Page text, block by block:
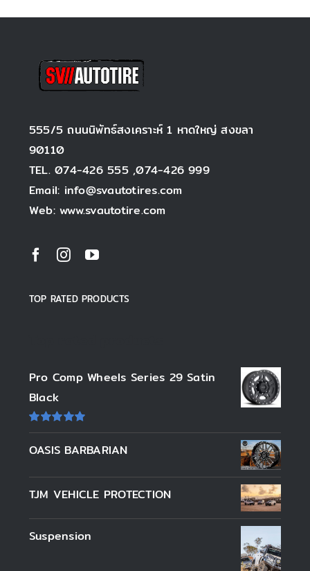
555/5 ถนนนิพัทธ์สงเคราะห์ 1 หาดใหญ่ สงขลา
90110
TEL. 074-426 555 ,074-426 999
Email: info@svautotires.com
Web: www.svautotire.com
TOP RATED PRODUCTS
Pro Comp Wheels Series 29 Satin
Black
ให้
คะแนน
5.00ตั้งแต่
OASIS BARBARIAN
TJM VEHICLE PROTECTION
Suspension